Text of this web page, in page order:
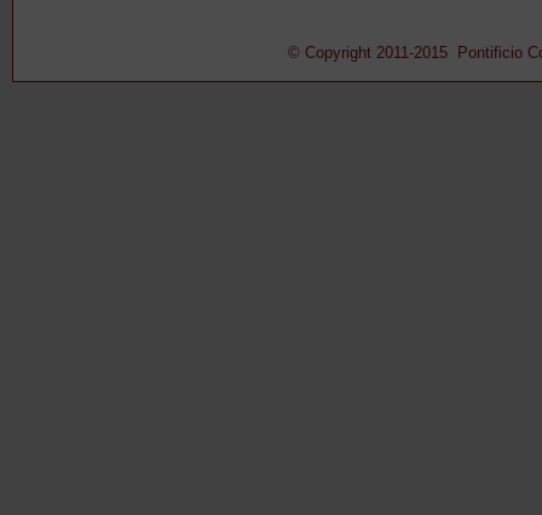
© Copyright 2011-2015 Pontificio